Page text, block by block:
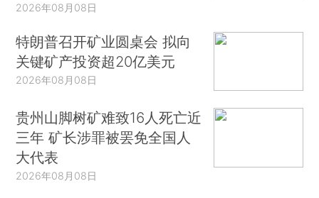
2026年08月08日
特朗普召开矿业圆桌会 拟向
关键矿产投资超20亿美元
2026年08月08日
贵州山脚树矿难致16人死亡近
三年 矿长涉罪被罢免全国人
大代表
2026年08月08日